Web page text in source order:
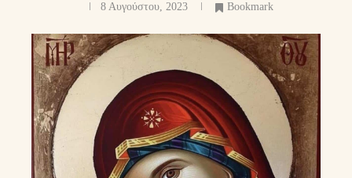
8 Αυγούστου, 2023 Bookmark